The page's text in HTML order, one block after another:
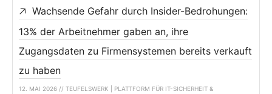
Wachsende Gefahr durch Insider-Bedrohungen:
13% der Arbeitnehmer gaben an, ihre
Zugangsdaten zu Firmensystemen bereits verkauft
zu haben
12. MAI 2026 // TEUFELSWERK | PLATTFORM FÜR IT-SICHERHEIT &